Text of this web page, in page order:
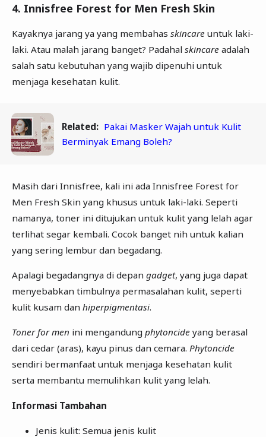
4. Innisfree Forest for Men Fresh Skin
Kayaknya jarang ya yang membahas skincare untuk laki-
laki. Atau malah jarang banget? Padahal skincare adalah
salah satu kebutuhan yang wajib dipenuhi untuk
menjaga kesehatan kulit.
Related: Pakai Masker Wajah untuk Kulit
Berminyak Emang Boleh?
Masih dari Innisfree, kali ini ada Innisfree Forest for
Men Fresh Skin yang khusus untuk laki-laki. Seperti
namanya, toner ini ditujukan untuk kulit yang lelah agar
terlihat segar kembali. Cocok banget nih untuk kalian
yang sering lembur dan begadang.
Apalagi begadangnya di depan gadget, yang juga dapat
menyebabkan timbulnya permasalahan kulit, seperti
kulit kusam dan hiperpigmentasi.
Toner for men ini mengandung phytoncide yang berasal
dari cedar (aras), kayu pinus dan cemara. Phytoncide
sendiri bermanfaat untuk menjaga kesehatan kulit
serta membantu memulihkan kulit yang lelah.
Informasi Tambahan
Jenis kulit: Semua jenis kulit